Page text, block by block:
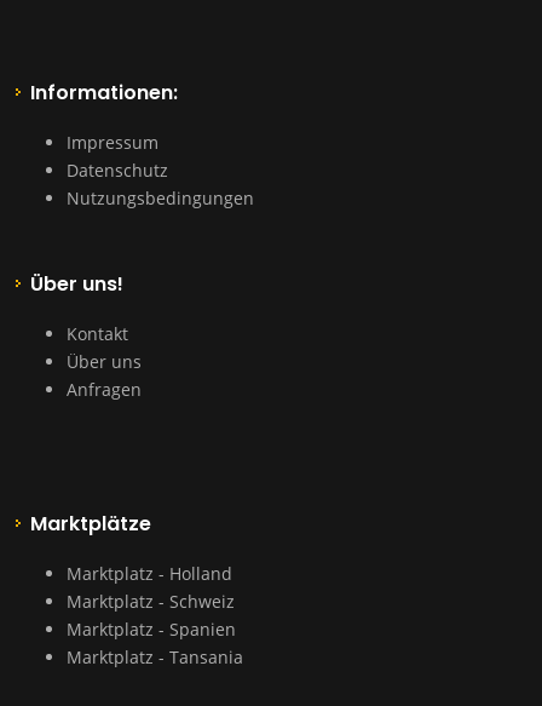
Informationen:
Impressum
Datenschutz
Nutzungsbedingungen
Über uns!
Kontakt
Über uns
Anfragen
Marktplätze
Marktplatz - Holland
Marktplatz - Schweiz
Marktplatz - Spanien
Marktplatz - Tansania